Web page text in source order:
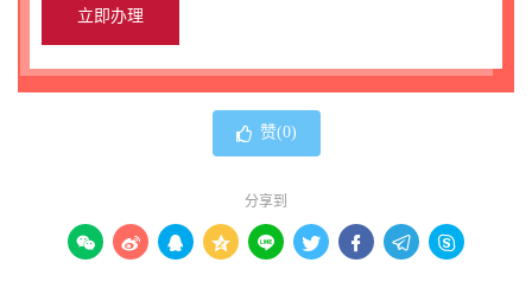
赞(0)
分享到
        